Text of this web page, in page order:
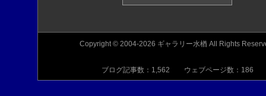
Copyright © 2004-2026 ギャラリー水楢 All Rights
ブログ記事数：1,562 ウェブページ数：186